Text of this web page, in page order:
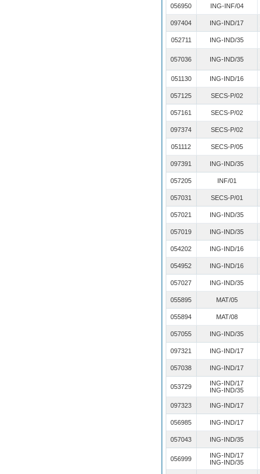
056950 ING-INF/04
097404 ING-IND/17
052711 ING-IND/35
057036 ING-IND/35
051130 ING-IND/16
057125 SECS-P/02
057161 SECS-P/02
097374 SECS-P/02
051112 SECS-P/05
097391 ING-IND/35
057205 INF/01
057031 SECS-P/01
057021 ING-IND/35
057019 ING-IND/35
054202 ING-IND/16
054952 ING-IND/16
057027 ING-IND/35
055895 MAT/05
055894 MAT/08
057055 ING-IND/35
097321 ING-IND/17
057038 ING-IND/17
053729
ING-IND/17
ING-IND/35
097323 ING-IND/17
056985 ING-IND/17
057043 ING-IND/35
056999
ING-IND/17
ING-IND/35